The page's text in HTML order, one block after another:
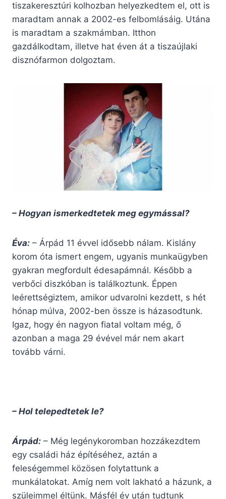
tiszakeresztúri kolhozban helyezkedtem el, ott is
maradtam annak a 2002-es felbomlásáig. Utána
is maradtam a szakmámban. Itthon
gazdálkodtam, illetve hat éven át a tiszaújlaki
disznófarmon dolgoztam.
– Hogyan ismerkedtetek meg egymással?
Éva: – Árpád 11 évvel idősebb nálam. Kislány
korom óta ismert engem, ugyanis munkaügyben
gyakran megfordult édesapámnál. Később a
verbőci diszkóban is találkoztunk. Éppen
leérettségiztem, amikor udvarolni kezdett, s hét
hónap múlva, 2002-ben össze is házasodtunk.
Igaz, hogy én nagyon fiatal voltam még, ő
azonban a maga 29 évével már nem akart
tovább várni.
– Hol telepedtetek le?
Árpád: – Még legénykoromban hozzákezdtem
egy családi ház építéséhez, aztán a
feleségemmel közösen folytattunk a
munkálatokat. Amíg nem volt lakható a házunk, a
szüleimmel éltünk. Másfél év után tudtunk